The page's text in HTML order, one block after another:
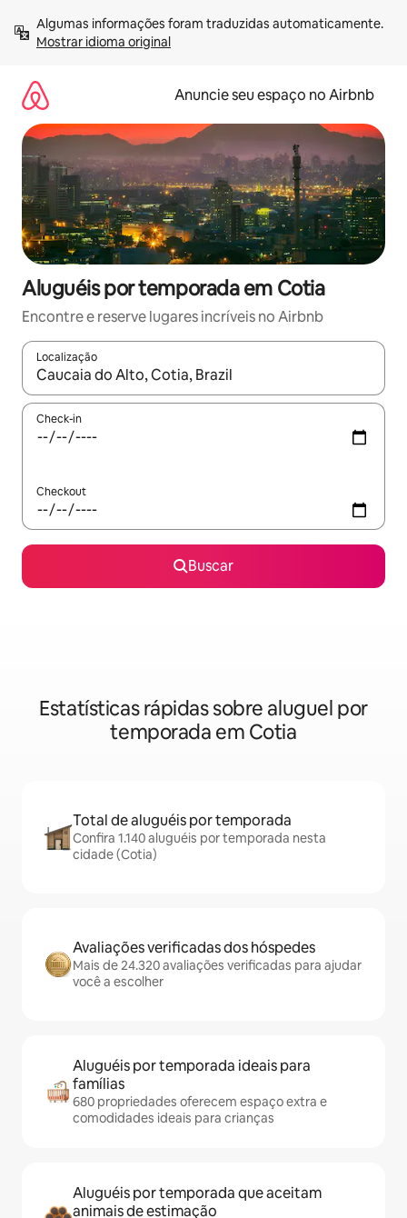
para
Mostrar idioma original
Anuncie seu espaço no Airbnb
Aluguéis por temporada em Cotia
Encontre e reserve lugares incríveis no Airbnb
Localização
Quando os resultados estiverem disponíveis, explore-os
Check-in
Checkout
Buscar
Estatísticas rápidas sobre aluguel por
temporada em Cotia
Total de aluguéis por temporada
Confira 1.140 aluguéis por temporada nesta
cidade (Cotia)
Avaliações verificadas dos hóspedes
Mais de 24.320 avaliações verificadas para ajudar
você a escolher
Aluguéis por temporada ideais para
famílias
680 propriedades oferecem espaço extra e
comodidades ideais para crianças
Aluguéis por temporada que aceitam
animais de estimação